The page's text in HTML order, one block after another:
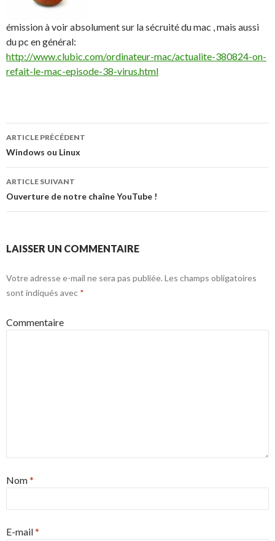
émission à voir absolument sur la sécruité du mac , mais aussi
du pc en général:
http://www.clubic.com/ordinateur-mac/actualite-380824-on-
refait-le-mac-episode-38-virus.html
Navigation
de
l’article
ARTICLE PRÉCÉDENT
Windows ou Linux
ARTICLE SUIVANT
Ouverture de notre chaîne YouTube !
LAISSER UN COMMENTAIRE
Votre adresse e-mail ne sera pas publiée. Les champs obligatoires
sont indiqués avec *
Commentaire
Nom*
E-mail*